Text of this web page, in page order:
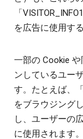
「
を広告に使用す
一部の Cookie
ンしているユー
す。たとえば、
をブラウジング
し、ユーザーの
に使用されます